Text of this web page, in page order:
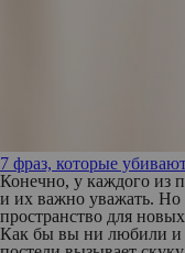
7 фраз, которые
Конечно, у каждого из
и их важно уважать.
пространство для
Как бы вы ни любили и